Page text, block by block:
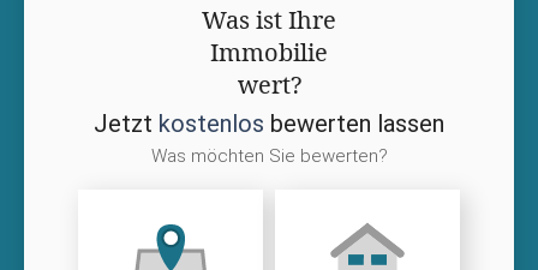
Was ist Ihre
Immobilie
wert?
Jetzt kostenlos bewerten lassen
Was möchten Sie bewerten?